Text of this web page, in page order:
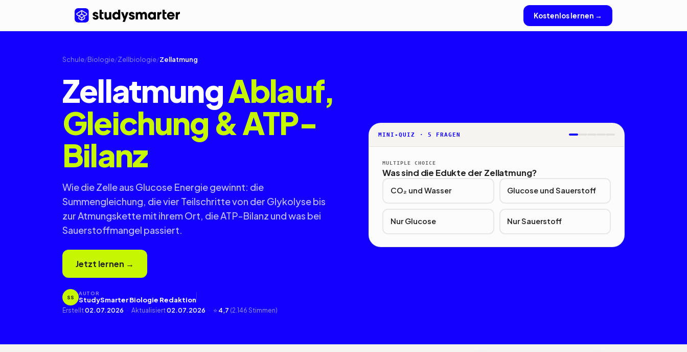
Kostenlos lernen →
Schule/Biologie/Zellbiologie/Zellatmung
ZellatmungAblauf,
Gleichung & ATP-
Bilanz
Wie die Zelle aus Glucose Energie gewinnt: die
Summengleichung, die vier Teilschritte von der Glykolyse bis
zur Atmungskette mit ihrem Ort, die ATP-Bilanz und was bei
Sauerstoffmangel passiert.
Jetzt lernen →
SS
AUTOR
StudySmarter Biologie Redaktion
Erstellt02.07.2026 · Aktualisiert02.07.2026 · ⭐ 4,7 (2.146 Stimmen)
MINI-QUIZ · 5 FRAGEN
MULTIPLE CHOICE
Was sind die Edukte der Zellatmung?
CO₂ und Wasser Glucose und Sauerstoff
Nur Glucose Nur Sauerstoff